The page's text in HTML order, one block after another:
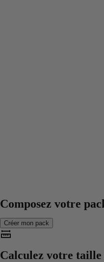
Composez votre
Créer mon pack
Calculez votre taille